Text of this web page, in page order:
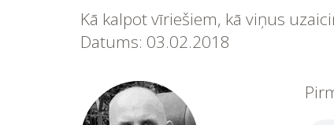
Kā kalpot vīriešiem, kā viņus
Datums: 03.02.2018